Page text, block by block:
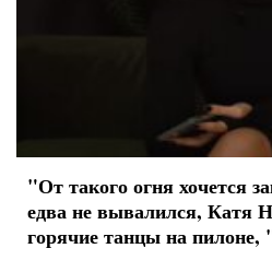
"От такого огня хочется
едва не вывалился, Катя
горячие танцы на пилоне,